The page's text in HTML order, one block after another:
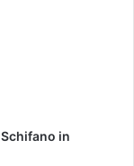
in